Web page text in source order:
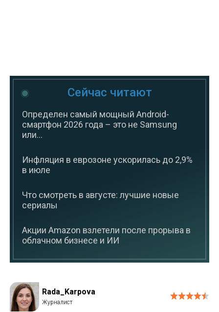
Сейчас читают
Определен самый мощный Android-
смартфон 2026 года – это не Samsung
или...
Инфляция в еврозоне ускорилась до 2,9%
в июле
Что смотреть в августе: лучшие новые
сериалы
Акции Amazon взлетели после прорыва в
облачном бизнесе и ИИ
Rada_Karpova